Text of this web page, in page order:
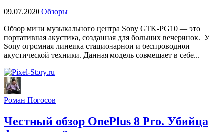
09.07.2020 Обзоры
Обзор мини музыкального центра Sony GTK-PG10 — это
портативная акустика, созданная для больших вечеринок. У
Sony огромная линейка стационарной и беспроводной
акустической техники. Данная модель совмещает в себе...
Роман Погосов
Честный обзор OnePlus 8 Pro. Убийца